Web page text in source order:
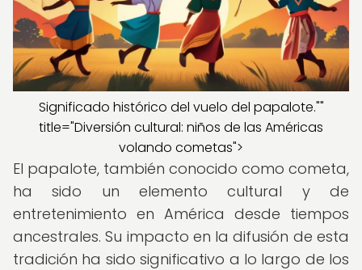
Significado histórico del vuelo del papalote.""
title="Diversión cultural: niños de las Américas
volando cometas">
El papalote, también conocido como cometa,
ha sido un elemento cultural y de
entretenimiento en América desde tiempos
ancestrales. Su impacto en la difusión de esta
tradición ha sido significativo a lo largo de los